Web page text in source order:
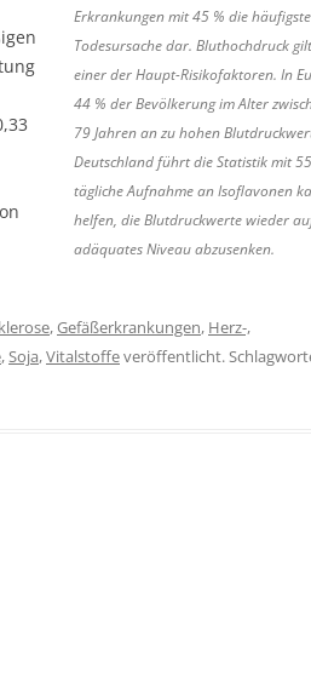
Erkrankungen mit 45 % die häufigste
Todesursache dar. Bluthochdruck
einer der Haupt-Risikofaktoren. In
44 % der Bevölkerung im Alter
79 Jahren an zu hohen
Deutschland führt die Statistik mit
tägliche Aufnahme an Isoflavonen
helfen, die Blutdruckwerte wieder
adäquates Niveau abzusenken.
,Gefäßerkrankungen, Herz-,
,Soja,Vitalstoffeveröffentlicht.